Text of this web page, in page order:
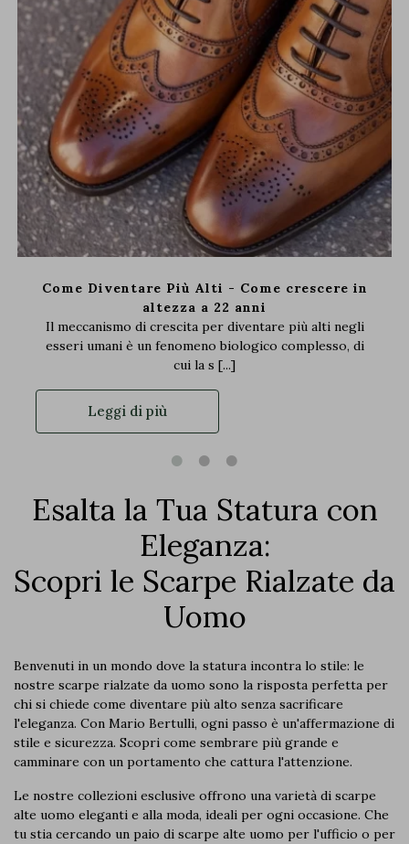
Come Diventare Più Alti - Come crescere in
altezza a 22 anni
Il meccanismo di crescita per diventare più alti negli
esseri umani è un fenomeno biologico complesso, di
cui la s [...]
Leggi di più
Esalta la Tua Statura con
Eleganza:
Scopri le Scarpe Rialzate da
Uomo
Benvenuti in un mondo dove la statura incontra lo stile: le
nostre scarpe rialzate da uomo sono la risposta perfetta per
chi si chiede come diventare più alto senza sacrificare
l'eleganza. Con Mario Bertulli, ogni passo è un'affermazione di
stile e sicurezza. Scopri come sembrare più grande e
camminare con un portamento che cattura l'attenzione.
Le nostre collezioni esclusive offrono una varietà di scarpe
alte uomo eleganti e alla moda, ideali per ogni occasione. Che
tu stia cercando un paio di scarpe alte uomo per l'ufficio o per